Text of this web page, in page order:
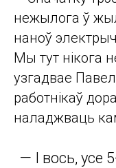
нежылога ў
наноў
Мы тут нікога
узгадвае
работнікаў
наладжваць
— І вось, усе